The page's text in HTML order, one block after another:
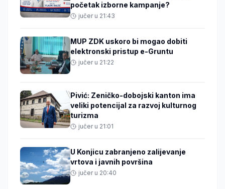
početak izborne kampanje?
jučer u 21:43
MUP ZDK uskoro bi mogao dobiti
elektronski pristup e-Gruntu
jučer u 21:22
Pivić: Zeničko-dobojski kanton ima
veliki potencijal za razvoj kulturnog
turizma
jučer u 21:01
U Konjicu zabranjeno zalijevanje
vrtova i javnih površina
jučer u 20:40